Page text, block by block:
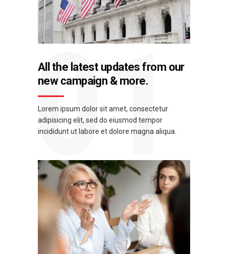
01
All the latest updates from our
new campaign & more.
Lorem ipsum dolor sit amet, consectetur
adipisicing elit, sed do eiusmod tempor
incididunt ut labore et dolore magna aliqua.